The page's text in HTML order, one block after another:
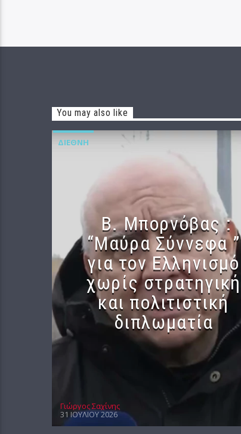
You may also like
ΔΙΕΘΝΉ
B. Μπορνόβας :
“Μαύρα Σύννεφα ”
για τον Ελληνισμό
χωρίς στρατηγική
και πολιτιστική
διπλωματία
Γιώργος Σαχίνης
31 ΙΟΥΛΊΟΥ 2026